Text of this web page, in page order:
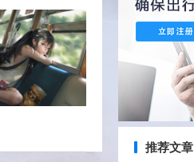
推荐文章